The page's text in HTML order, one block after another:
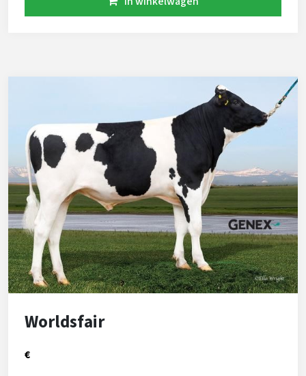
2.52 SCS, dit is uniek te noemen. Met dikke gehalten
Worldsfair
€